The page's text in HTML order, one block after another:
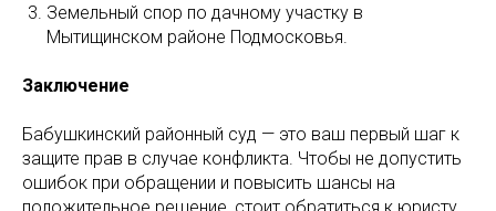
Земельный спор по дачному участку в
Мытищинском районе Подмосковья.
Заключение
Бабушкинский районный суд — это ваш первый шаг к
защите прав в случае конфликта. Чтобы не допустить
ошибок при обращении и повысить шансы на